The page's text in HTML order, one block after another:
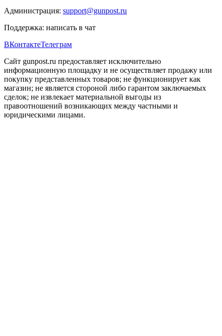
Администрация: support@gunpost.ru
Поддержка: написать в чат
ВКонтактеТелеграм
Сайт gunpost.ru предоставляет исключительно
информационную площадку и не осуществляет продажу или
покупку представленных товаров; не функционирует как
магазин; не является стороной либо гарантом заключаемых
сделок; не извлекает материальной выгоды из
правоотношений возникающих между частными и
юридическими лицами.